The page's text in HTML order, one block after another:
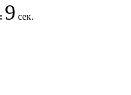
8 сек.